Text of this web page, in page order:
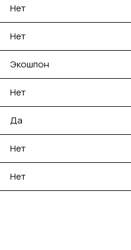
Нет
Нет
Экошпон
Нет
Да
Нет
Нет